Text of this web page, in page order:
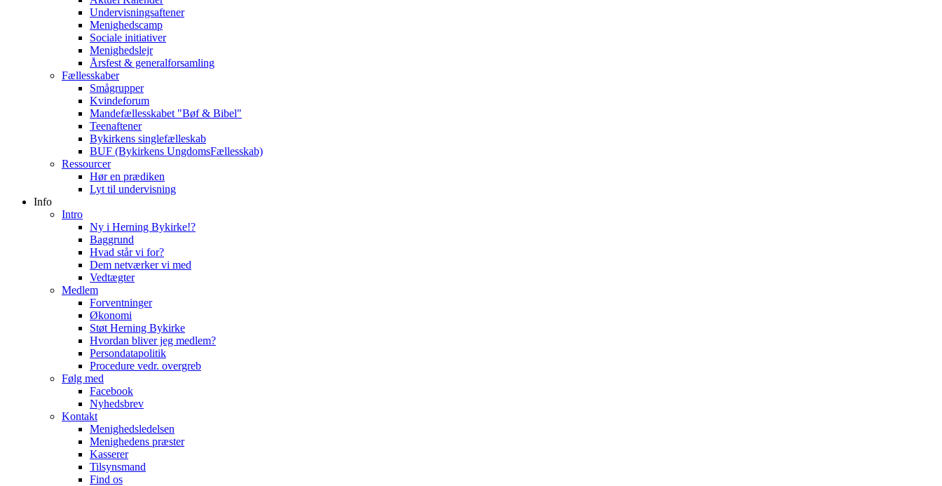
Undervisningsaftener
Menighedscamp
Sociale initiativer
Menighedslejr
Årsfest & generalforsamling
Fællesskaber
Smågrupper
Kvindeforum
Mandefællesskabet "Bøf & Bibel"
Teenaftener
Bykirkens singlefælleskab
BUF (Bykirkens UngdomsFællesskab)
Ressourcer
Hør en prædiken
Lyt til undervisning
Info
Intro
Ny i Herning Bykirke!?
Baggrund
Hvad står vi for?
Dem netværker vi med
Vedtægter
Medlem
Forventninger
Økonomi
Støt Herning Bykirke
Hvordan bliver jeg medlem?
Persondatapolitik
Procedure vedr. overgreb
Følg med
Facebook
Nyhedsbrev
Kontakt
Menighedsledelsen
Menighedens præster
Kasserer
Tilsynsmand
Find os